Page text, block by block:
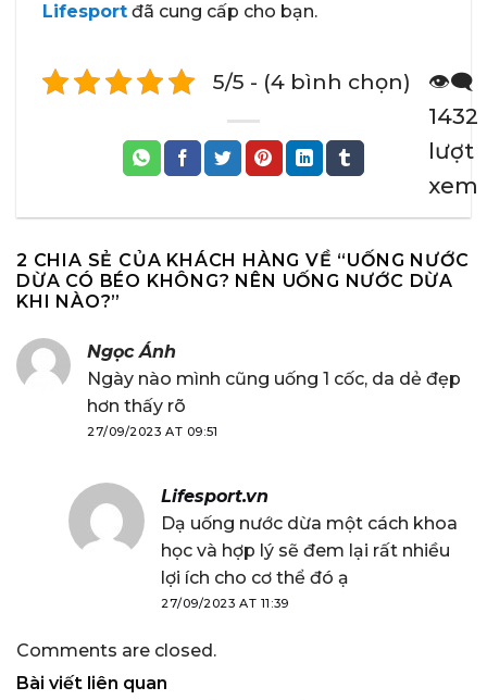
Lifesport đã cung cấp cho bạn.
5/5 - (4 bình chọn)
👁️‍🗨️
1432
lượt
xem
2 CHIA SẺ CỦA KHÁCH HÀNG VỀ “UỐNG NƯỚC
DỪA CÓ BÉO KHÔNG? NÊN UỐNG NƯỚC DỪA
KHI NÀO?”
Ngọc Ánh
Ngày nào mình cũng uống 1 cốc, da dẻ đẹp
hơn thấy rõ
27/09/2023 AT 09:51
Lifesport.vn
Dạ uống nước dừa một cách khoa
học và hợp lý sẽ đem lại rất nhiều
lợi ích cho cơ thể đó ạ
27/09/2023 AT 11:39
Comments are closed.
Bài viết liên quan